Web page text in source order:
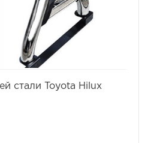
стали Toyota Hilux